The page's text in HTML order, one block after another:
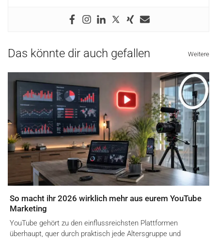
Das könnte dir auch gefallen Weitere
So macht ihr 2026 wirklich mehr aus eurem YouTube
Marketing
YouTube gehört zu den einflussreichsten Plattformen
überhaupt, quer durch praktisch jede Altersgruppe und